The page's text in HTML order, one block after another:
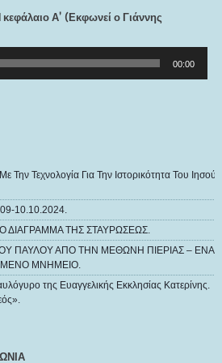
Α’ (Εκφωνεί ο Γιάννης
00:00
Την Τεχνολογία Για Την Ιστορικότητα Του Ιησού
10.10.2024.
ΔΙΑΓΡΑΜΜΑ ΤΗΣ ΣΤΑΥΡΩΣΕΩΣ.
ΠΑΥΛΟΥ ΑΠΟ ΤΗΝ ΜΕΘΩΝΗ ΠΙΕΡΙΑΣ – ΕΝΑ
ΜΝΗΜΕΙΟ.
της Ευαγγελικής Εκκλησίας Κατερίνης.